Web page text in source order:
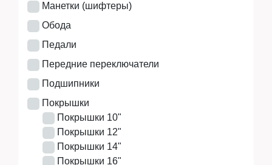
Манетки (шифтеры)
Обода
Педали
Передние переключатели
Подшипники
Покрышки
Покрышки 10"
Покрышки 12"
Покрышки 14"
Покрышки 16"